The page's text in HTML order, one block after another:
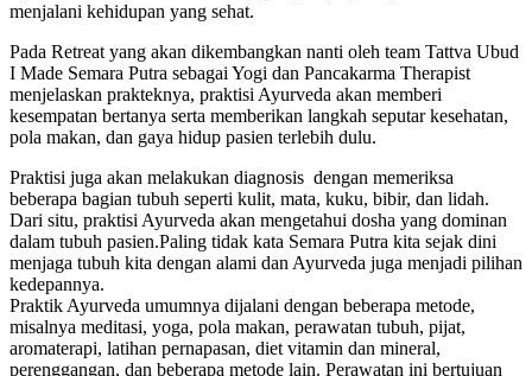
menjalani kehidupan yang sehat.
Pada Retreat yang akan dikembangkan nanti oleh team Tattva Ubud
I Made Semara Putra sebagai Yogi dan Pancakarma Therapist
menjelaskan prakteknya, praktisi Ayurveda akan memberi
kesempatan bertanya serta memberikan langkah seputar kesehatan,
pola makan, dan gaya hidup pasien terlebih dulu.
Praktisi juga akan melakukan diagnosis dengan memeriksa
beberapa bagian tubuh seperti kulit, mata, kuku, bibir, dan lidah.
Dari situ, praktisi Ayurveda akan mengetahui dosha yang dominan
dalam tubuh pasien.Paling tidak kata Semara Putra kita sejak dini
menjaga tubuh kita dengan alami dan Ayurveda juga menjadi pilihan
kedepannya.
Praktik Ayurveda umumnya dijalani dengan beberapa metode,
misalnya meditasi, yoga, pola makan, perawatan tubuh, pijat,
aromaterapi, latihan pernapasan, diet vitamin dan mineral,
perenggangan, dan beberapa metode lain. Perawatan ini bertujuan